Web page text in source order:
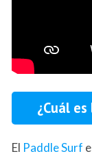
¿Cuál
El Paddle Surf